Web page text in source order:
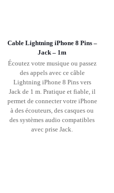
Cable Lightning iPhone 8 Pins –
Jack – 1m
Écoutez votre musique ou passez
des appels avec ce câble
Lightning iPhone 8 Pins vers
Jack de 1 m. Pratique et fiable, il
permet de connecter votre iPhone
à des écouteurs, des casques ou
des systèmes audio compatibles
avec prise Jack.